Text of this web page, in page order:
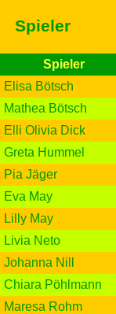
Spieler
Spieler
Elisa Bötsch
Mathea Bötsch
Elli Olivia Dick
Greta Hummel
Pia Jäger
Eva May
Lilly May
Livia Neto
Johanna Nill
Chiara Pöhlmann
Maresa Rohm